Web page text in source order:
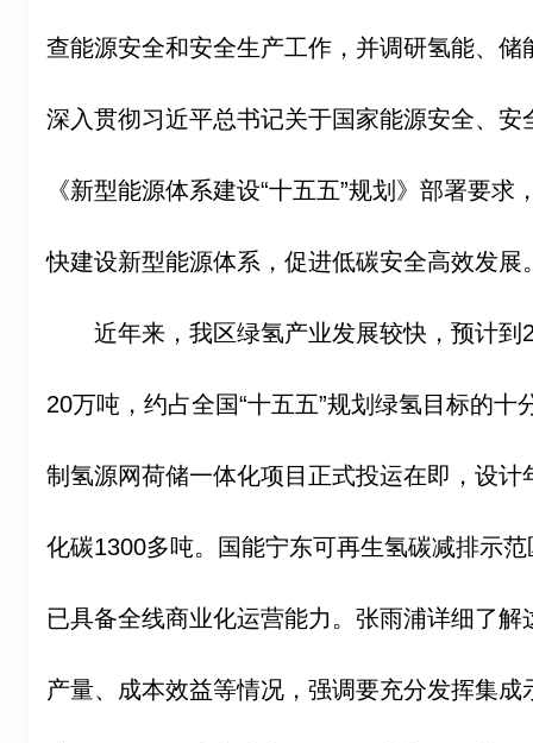
查能源安全和安全生产工作，并调研氢能、
深入贯彻习近平总书记关于国家能源安全、
《新型能源体系建设“十五五”规划》部署要
快建设新型能源体系，促进低碳安全高效发展
近年来，我区绿氢产业发展较快，预计
20万吨，约占全国“十五五”规划绿氢目标的
制氢源网荷储一体化项目正式投运在即，设
化碳1300多吨。国能宁东可再生氢碳减排示
已具备全线商业化运营能力。张雨浦详细了
产量、成本效益等情况，强调要充分发挥集